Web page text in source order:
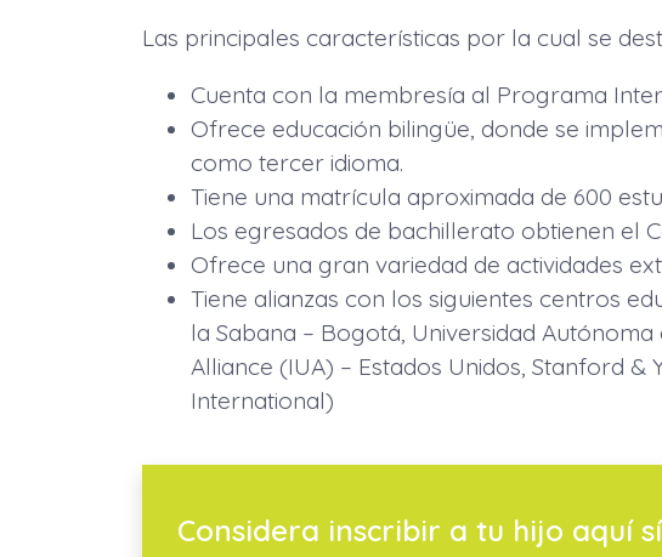
Las principales características por la cual se
Cuenta con la membresía al Programa
Ofrece educación bilingüe, donde se
como tercer idioma.
Tiene una matrícula aproximada de 600
Los egresados de bachillerato obtienen el
Ofrece una gran variedad de actividades
Tiene alianzas con los siguientes centros
la Sabana – Bogotá, Universidad
Alliance (IUA) – Estados Unidos, Stanford &
International)
Considera inscribir a tu hijo aquí